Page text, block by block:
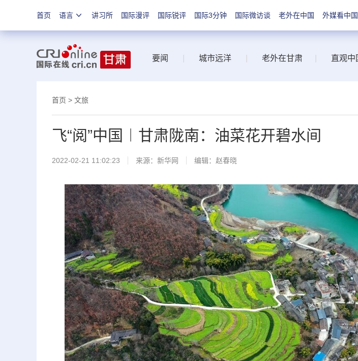
首页 语言 讲习所 国际漫评 国际锐评 国际3分钟 国际微访谈 老外在中国 外媒看中国
要闻 城市远洋 老外在甘肃 直观中
首页 > 文旅
飞“阅”中国︱甘肃陇南：油菜花开碧水间
2022-02-21 11:02:23 来源： 新华网 编辑：赵春晓